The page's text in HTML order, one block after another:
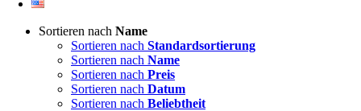
Sortieren nach Name
Sortieren nach Standardsortierung
Sortieren nach Name
Sortieren nach Preis
Sortieren nach Datum
Sortieren nach Beliebtheit